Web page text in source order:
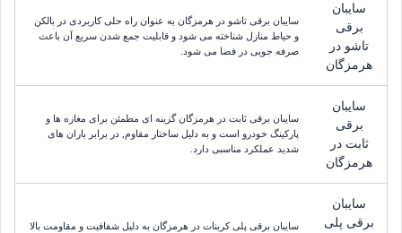
سایبان
برقی
تاشو در
هرمزگان
سایبان برقی تاشو در هرمزگان به عنوان راه حلی کاربردی در بالکن
و حیاط منازل شناخته می شود و قابلیت جمع شدن سریع آن باعث
صرفه جویی در فضا می شود.
سایبان
برقی
ثابت در
هرمزگان
سایبان برقی ثابت در هرمزگان گزینه ای مطمئن برای مغازه ها و
پارکینگ خودرو است و به دلیل ساختار مقاوم, در برابر باران های
شدید عملکرد مناسبی دارد.
سایبان
برقی پلی
سایبان برقی پلی کربنات در هرمزگان به دلیل شفافیت و مقاومت بالا